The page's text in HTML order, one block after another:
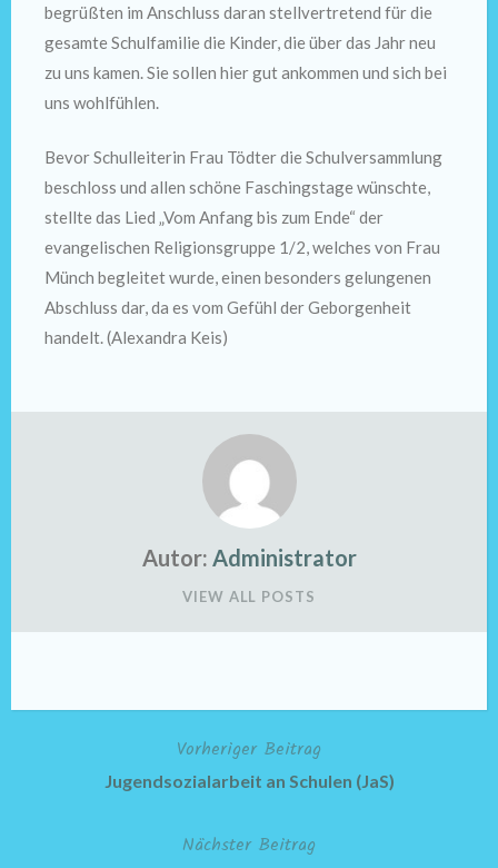
begrüßten im Anschluss daran stellvertretend für die
gesamte Schulfamilie die Kinder, die über das Jahr neu
zu uns kamen. Sie sollen hier gut ankommen und sich bei
uns wohlfühlen.
Bevor Schulleiterin Frau Tödter die Schulversammlung
beschloss und allen schöne Faschingstage wünschte,
stellte das Lied „Vom Anfang bis zum Ende“ der
evangelischen Religionsgruppe 1/2, welches von Frau
Münch begleitet wurde, einen besonders gelungenen
Abschluss dar, da es vom Gefühl der Geborgenheit
handelt. (Alexandra Keis)
Autor: Administrator
VIEW ALL POSTS
BeitragsnavigationVorheriger Beitrag
Jugendsozialarbeit an Schulen (JaS)
Nächster Beitrag